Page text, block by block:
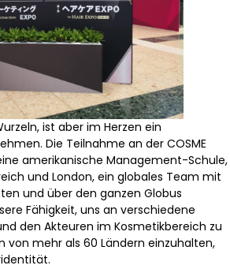
ist aber im Herzen ein
Die Teilnahme an der COSME
eine amerikanische Management-Schule,
und London, ein globales Team mit
und über den ganzen Globus
Fähigkeit, uns an verschiedene
den Akteuren im Kosmetikbereich zu
von mehr als 60 Ländern einzuhalten,